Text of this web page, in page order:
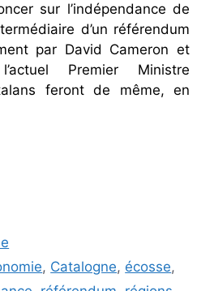
sur l’indépendance de
d’un référendum
par David Cameron et
Premier Ministre
feront de même, en
, Catalogne, écosse,